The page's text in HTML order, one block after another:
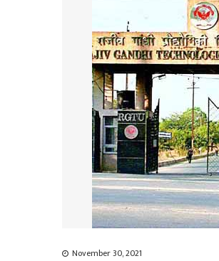
November 30, 2021